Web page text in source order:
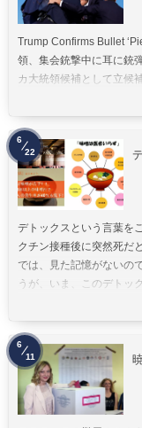
Trump Confirms Bullet
領、集会銃撃中に耳に銃
カ大統領候補として立候
デトックスという言葉を
クチン接種後に突然死だ
では、見た記憶がないの
うが、いま、このデトッ
6
22
6
11